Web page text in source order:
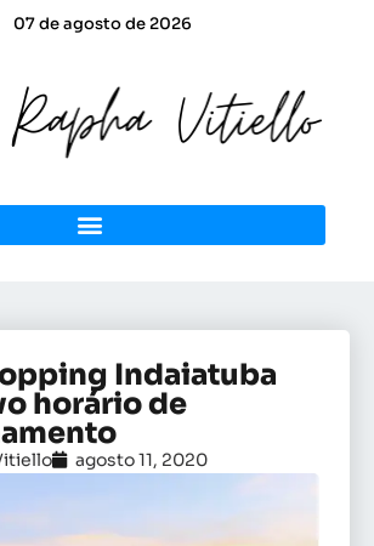
07 de agosto de 2026
Indaiatuba
horário de
agosto 11, 2020